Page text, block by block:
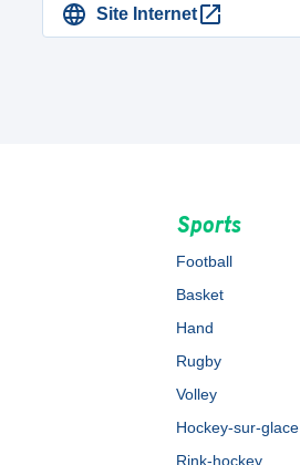
Site Internet
Sports
Football
Basket
Hand
Rugby
Volley
Hockey-sur-glace
Rink-hockey